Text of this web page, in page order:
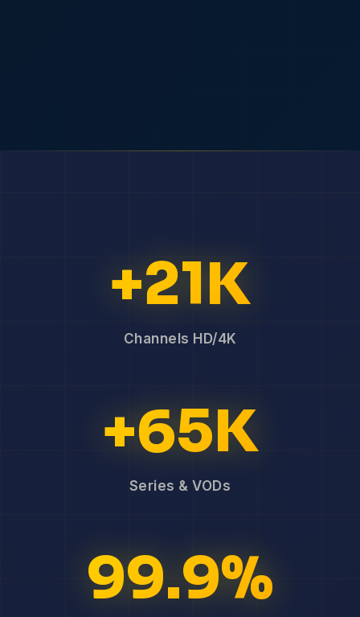
+21K
Channels HD/4K
+65K
Series & VODs
99.9%